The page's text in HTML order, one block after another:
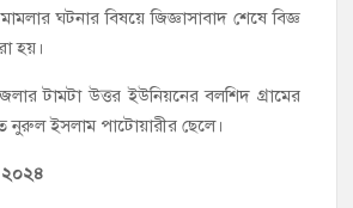
ঘটনার বিষয়ে জিজ্ঞাসাবাদ শেষে বিজ্ঞ
হয়।
টামটা উত্তর ইউনিয়নের বলশিদ গ্রামের
নুরুল ইসলাম পাটোয়ারীর ছেলে।
২০২৪